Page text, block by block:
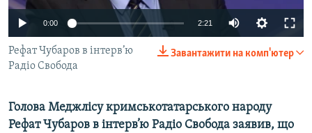
ІНФОГРАФІКА
ДОЛУЧАЙСЯ!
Усі сайти RFE/RL
0:00 2:21
Завантажити на комп'ютер
Рефат Чубаров в інтерв’ю
Радіо Свобода
Голова Меджлісу кримськотатарського народу
Рефат Чубаров в інтерв’ю Радіо Свобода заявив, що